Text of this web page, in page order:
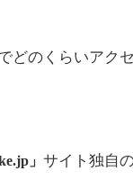
どのくらいアク
」 サイト独自